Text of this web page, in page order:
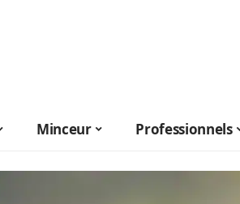
Minceur Professionnels